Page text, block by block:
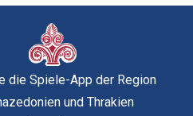
die Spiele-App der Region
und Thrakien